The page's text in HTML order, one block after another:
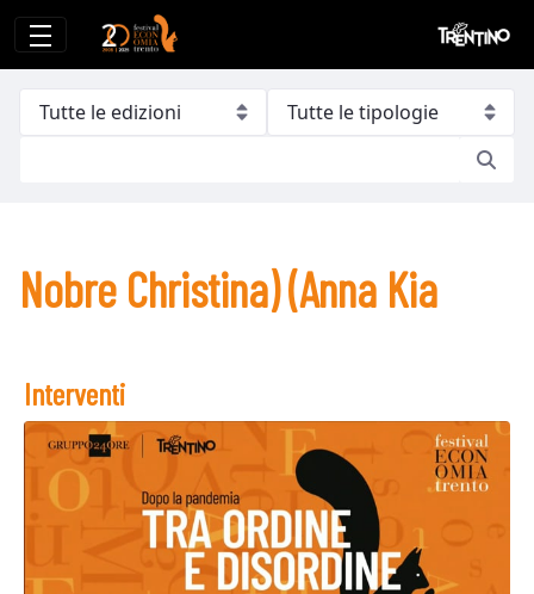
Nobre Christina) (Anna Kia
Nobre Christina) (Anna Kia
Interventi